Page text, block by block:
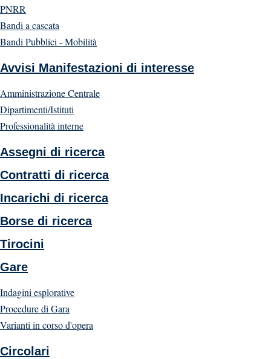
PNRR
Bandi a cascata
Bandi Pubblici - Mobilità
Avvisi Manifestazioni di interesse
Amministrazione Centrale
Dipartimenti/Istituti
Professionalità interne
Assegni di ricerca
Contratti di ricerca
Incarichi di ricerca
Borse di ricerca
Tirocini
Gare
Indagini esplorative
Procedure di Gara
Varianti in corso d'opera
Circolari